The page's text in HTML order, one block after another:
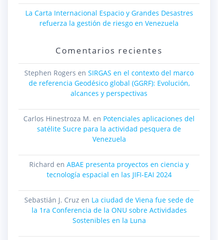
La Carta Internacional Espacio y Grandes Desastres
refuerza la gestión de riesgo en Venezuela
Comentarios recientes
Stephen Rogers en SIRGAS en el contexto del marco
de referencia Geodésico global (GGRF): Evolución,
alcances y perspectivas
Carlos Hinestroza M. en Potenciales aplicaciones del
satélite Sucre para la actividad pesquera de
Venezuela
Richard en ABAE presenta proyectos en ciencia y
tecnología espacial en las JIFI-EAI 2024
Sebastián J. Cruz en La ciudad de Viena fue sede de
la 1ra Conferencia de la ONU sobre Actividades
Sostenibles en la Luna